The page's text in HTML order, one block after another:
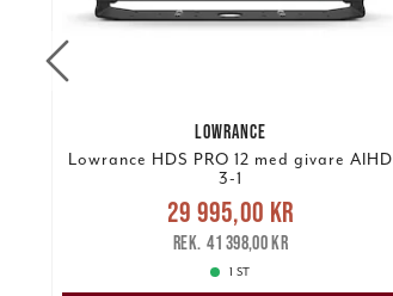
LOWRANCE
Lowrance HDS PRO 12 med givare AIHD
3-1
Nuvarande pris
29 995,00 krTidigare pris
41 398,00 kr
29 995,00 kr
41 398,00 kr
1 ST